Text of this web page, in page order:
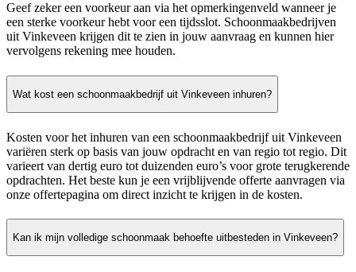
Geef zeker een voorkeur aan via het opmerkingenveld wanneer je
een sterke voorkeur hebt voor een tijdsslot. Schoonmaakbedrijven
uit Vinkeveen krijgen dit te zien in jouw aanvraag en kunnen hier
vervolgens rekening mee houden.
Wat kost een schoonmaakbedrijf uit Vinkeveen inhuren?
Kosten voor het inhuren van een schoonmaakbedrijf uit Vinkeveen
variëren sterk op basis van jouw opdracht en van regio tot regio. Dit
varieert van dertig euro tot duizenden euro’s voor grote terugkerende
opdrachten. Het beste kun je een vrijblijvende offerte aanvragen via
onze offertepagina om direct inzicht te krijgen in de kosten.
Kan ik mijn volledige schoonmaak behoefte uitbesteden in Vinkeveen?